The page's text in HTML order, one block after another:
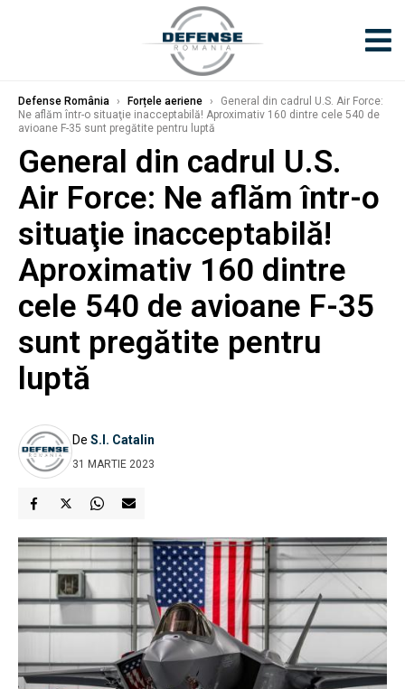
Defense România › Forțele aeriene ›
General din cadrul U.S. Air Force:
Ne aflăm într-o situaţie inacceptabilă! Aproximativ 160 dintre cele 540 de
avioane F-35 sunt pregătite pentru luptă
General din cadrul U.S.
Air Force: Ne aflăm într-o
situaţie inacceptabilă!
Aproximativ 160 dintre
cele 540 de avioane F-35
sunt pregătite pentru
luptă
De S.I. Catalin
31 MARTIE 2023